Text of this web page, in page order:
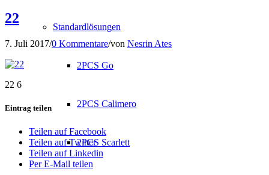
Standardlösungen
2PCS Go
2PCS Calimero
2PCS Scarlett
22
7. Juli 2017/0 Kommentare/von Nesrin Ates
22 6
Eintrag teilen
Teilen auf Facebook
Teilen auf Twitter
Teilen auf Linkedin
Per E-Mail teilen